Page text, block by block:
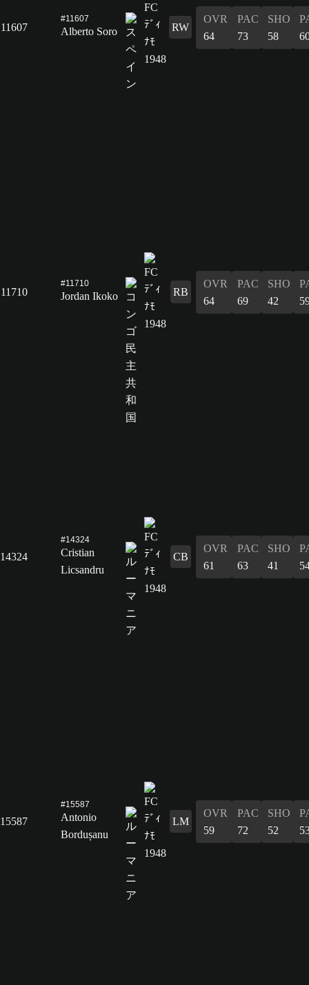
11607
#11607
Alberto Soro RW
OVR
64
PAC
73
SHO
58
11710
#11710
Jordan Ikoko RB
OVR
64
PAC
69
SHO
42
14324
#14324
Cristian
Licsandru
CB
OVR
61
PAC
63
SHO
41
15587
#15587
Antonio
Bordușanu
LM
OVR
59
PAC
72
SHO
52